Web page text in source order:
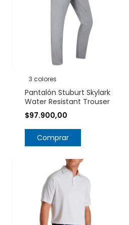
3 colores
Pantalón Stuburt Skylark
Water Resistant Trouser
$97.900,00
Comprar